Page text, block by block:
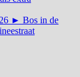
► Bos in de